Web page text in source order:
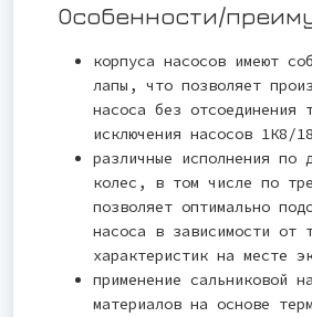
Особенности/
корпуса насосов имеют
лапы, что позволяет
насоса без отсоединения
исключения насосов 1К8/
различные исполнения по
колес, в том числе по
позволяет оптимально
насоса в зависимости от
характеристик на месте
применение сальниковой
материалов на основе